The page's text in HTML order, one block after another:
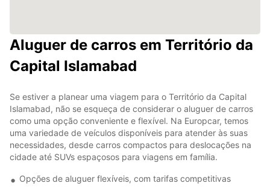
Aluguer de carros em Território da
Capital Islamabad
Se estiver a planear uma viagem para o Território da Capital
Islamabad, não se esqueça de considerar o aluguer de carros
como uma opção conveniente e flexível. Na Europcar, temos
uma variedade de veículos disponíveis para atender às suas
necessidades, desde carros compactos para deslocações na
cidade até SUVs espaçosos para viagens em família.
Opções de aluguer flexíveis, com tarifas competitivas